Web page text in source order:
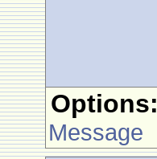
Options:
Message